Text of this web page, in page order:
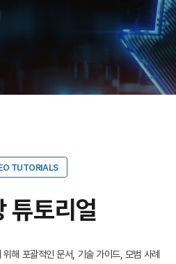
TUTORIALS
튜토리얼
해 포괄적인 문서, 기술 가이드, 모범 사례